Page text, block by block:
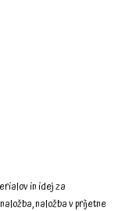
in idej za
naložba v prijetne